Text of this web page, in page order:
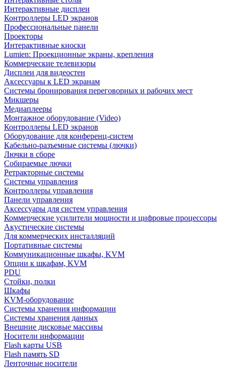
Интерактивные дисплеи
Контроллеры LED экранов
Профессиональные панели
Проекторы
Интерактивные киоски
Lumien: Проекционные экраны, крепления
Коммерческие телевизоры
Дисплеи для видеостен
Аксессуары к LED экранам
Системы бронирования переговорных и рабочих мест
Микшеры
Медиаплееры
Монтажное оборудование (Video)
Контроллеры LED экранов
Оборудование для конференц-систем
Кабельно-разъемные системы (лючки)
Лючки в сборе
Собираемые лючки
Ретракторные системы
Системы управления
Контроллеры управления
Панели управления
Аксессуары для систем управления
Коммерческие усилители мощности и цифровые процессоры
Акустические системы
Для коммерческих инсталляций
Портативные системы
Коммуникационные шкафы, KVM
Опции к шкафам, KVM
PDU
Стойки, полки
Шкафы
KVM-оборудование
Системы хранения информации
Системы хранения данных
Внешние дисковые массивы
Носители информации
Flash карты USB
Flash память SD
Ленточные носители